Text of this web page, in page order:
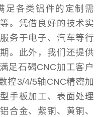
足各类铝件的定制需
。凭借良好的技术实
务于电子、汽车等行
。此外，我们还提供
足石碣CNC加工客户
控3/4/5轴CNC精密加
手板加工、表面处理
合金、紫铜、黄铜、